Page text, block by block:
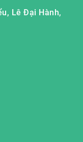
Lê Đại Hành,